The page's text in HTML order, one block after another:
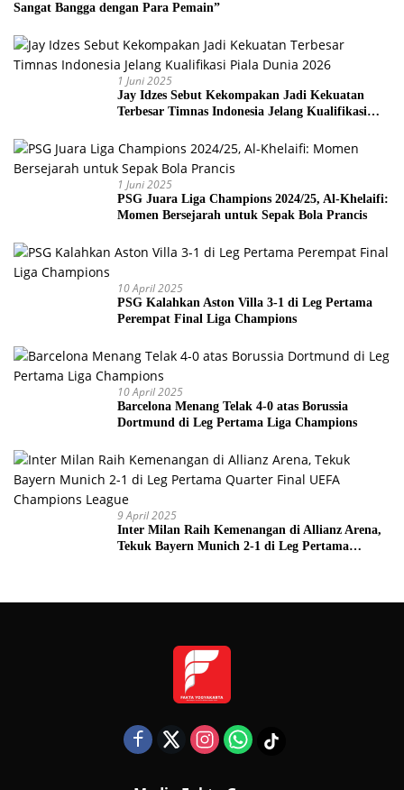
Sangat Bangga dengan Para Pemain”
1 Juni 2025
Jay Idzes Sebut Kekompakan Jadi Kekuatan
Terbesar Timnas Indonesia Jelang Kualifikasi
1 Juni 2025
PSG Juara Liga Champions 2024/25, Al-Khelaifi:
Momen Bersejarah untuk Sepak Bola Prancis
10 April 2025
PSG Kalahkan Aston Villa 3-1 di Leg Pertama
Perempat Final Liga Champions
10 April 2025
Barcelona Menang Telak 4-0 atas Borussia
Dortmund di Leg Pertama Liga Champions
9 April 2025
Inter Milan Raih Kemenangan di Allianz Arena,
Tekuk Bayern Munich 2-1 di Leg Pertama